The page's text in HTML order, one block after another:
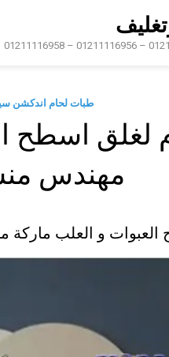
طبات لحام اندكشن
لغلق اسطح
مهندس
العبوات و العلب